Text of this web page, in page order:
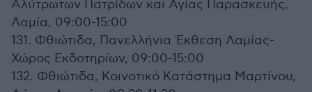
Αλύτρωτων Πατρίδων και Αγίας Παρασκευής,
Λαμία, 09:00-15:00
131. Φθιώτιδα, Πανελλήνια Έκθεση Λαμίας-
Χώρος Εκδοτηρίων, 09:00-15:00
132. Φθιώτιδα, Κοινοτικό Κατάστημα Μαρτίνου,